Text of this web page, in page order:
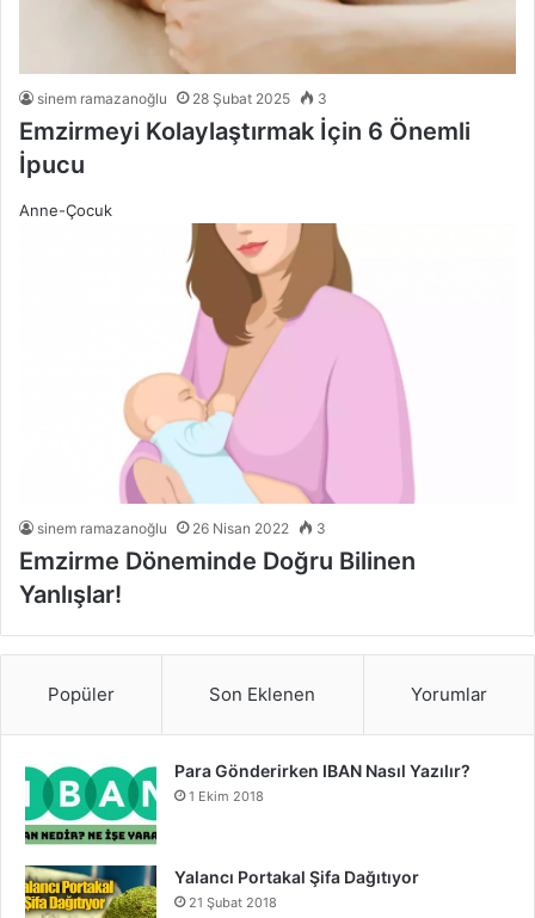
sinem ramazanoğlu 28 Şubat 2025 3
Emzirmeyi Kolaylaştırmak İçin 6 Önemli
İpucu
Anne-Çocuk
sinem ramazanoğlu 26 Nisan 2022 3
Emzirme Döneminde Doğru Bilinen
Yanlışlar!
Popüler Son Eklenen Yorumlar
Para Gönderirken IBAN Nasıl Yazılır?
1 Ekim 2018
Yalancı Portakal Şifa Dağıtıyor
21 Şubat 2018